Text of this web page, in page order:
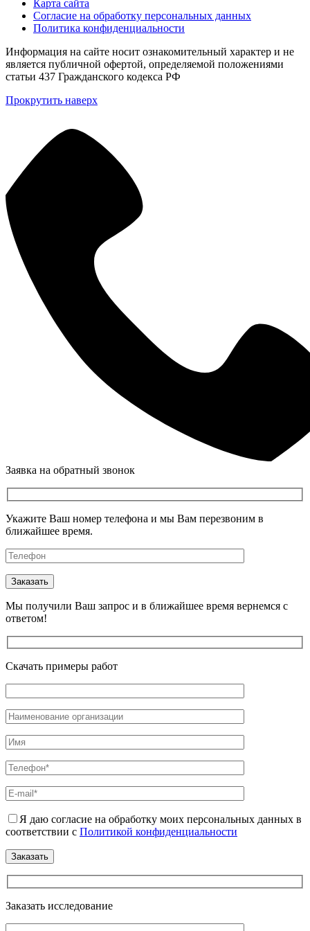
Карта сайта
Согласие на обработку персональных данных
Политика конфиденциальности
Информация на сайте носит ознакомительный характер и не
является публичной офертой, определяемой положениями
статьи 437 Гражданского кодекса РФ
Прокрутить наверх
Заявка на обратный звонок
Укажите Ваш номер телефона и мы Вам перезвоним в
ближайшее время.
Мы получили Ваш запрос и в ближайшее время вернемся с
ответом!
Скачать примеры работ
Я даю согласие на обработку моих персональных данных в
соответствии с Политикой конфиденциальности
Заказать исследование